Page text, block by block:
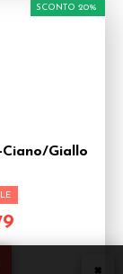
Ciano/Giallo
SCONTO 20%